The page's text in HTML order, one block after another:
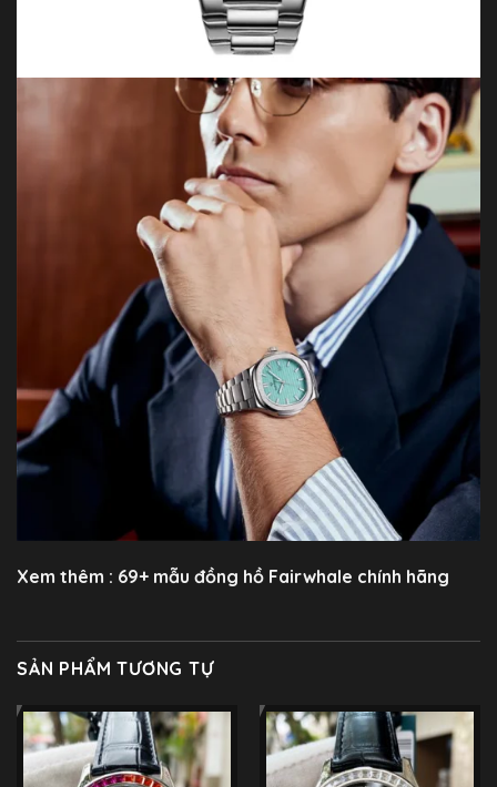
Xem thêm : 69+ mẫu đồng hồ Fairwhale chính hãng
SẢN PHẨM TƯƠNG TỰ